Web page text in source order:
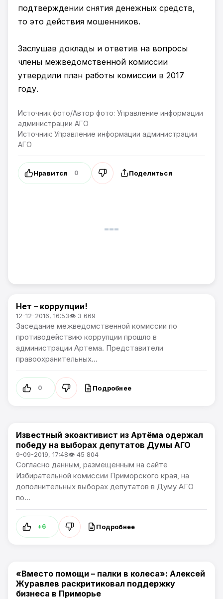
подтверждении снятия денежных средств,
то это действия мошенников.
Заслушав доклады и ответив на вопросы
члены межведомственной комиссии
утвердили план работы комиссии в 2017
году.
Источник фото/Автор фото: Управление информации
администрации АГО
Источник: Управление информации администрации
АГО
Нравится 0 Поделиться
Политика
Нет – коррупции!
12-12-2016, 16:53👁 3 669
Заседание межведомственной комиссии по
противодействию коррупции прошло в
администрации Артема. Представители
правоохранительных...
0 Подробнее
Политика / Общество / Артемпортал
Известный экоактивист из Артёма одержал
победу на выборах депутатов Думы АГО
9-09-2019, 17:48👁 45 804
Согласно данным, размещенным на сайте
Избирательной комиссии Приморского края, на
дополнительных выборах депутатов в Думу АГО
по...
+6 Подробнее
Политика
«Вместо помощи – палки в колеса»: Алексей
Журавлев раскритиковал поддержку
бизнеса в Приморье